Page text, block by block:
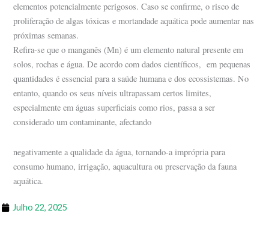
elementos potencialmente perigosos. Caso se confirme, o risco de
proliferação de algas tóxicas e mortandade aquática pode aumentar nas
próximas semanas.
Refira-se que o manganês (Mn) é um elemento natural presente em
solos, rochas e água. De acordo com dados científicos, em pequenas
quantidades é essencial para a saúde humana e dos ecossistemas. No
entanto, quando os seus níveis ultrapassam certos limites,
especialmente em águas superficiais como rios, passa a ser
considerado um contaminante, afectando
negativamente a qualidade da água, tornando-a imprópria para
consumo humano, irrigação, aquacultura ou preservação da fauna
aquática.
Julho 22, 2025